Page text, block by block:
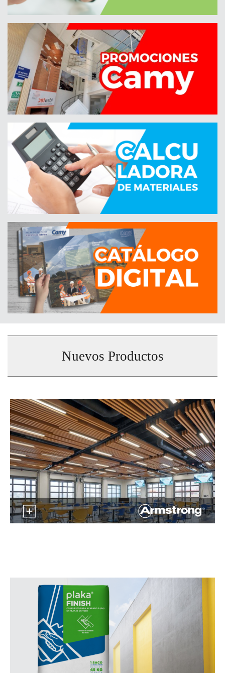
Nuevos Productos